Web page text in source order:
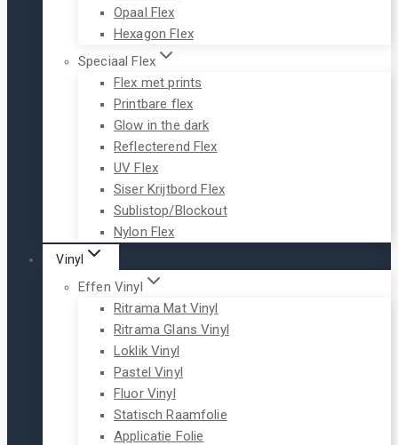
Opaal Flex
Hexagon Flex
Speciaal Flex
Flex met prints
Printbare flex
Glow in the dark
Reflecterend Flex
UV Flex
Siser Krijtbord Flex
Sublistop/Blockout
Nylon Flex
Vinyl
Effen Vinyl
Ritrama Mat Vinyl
Ritrama Glans Vinyl
Loklik Vinyl
Pastel Vinyl
Fluor Vinyl
Statisch Raamfolie
Applicatie Folie